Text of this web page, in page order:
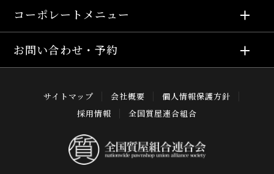
コーポレートメニュー
お問い合わせ・予約
サイトマップ 会社概要
個人情報保護方針
採用情報
全国質屋連合組合